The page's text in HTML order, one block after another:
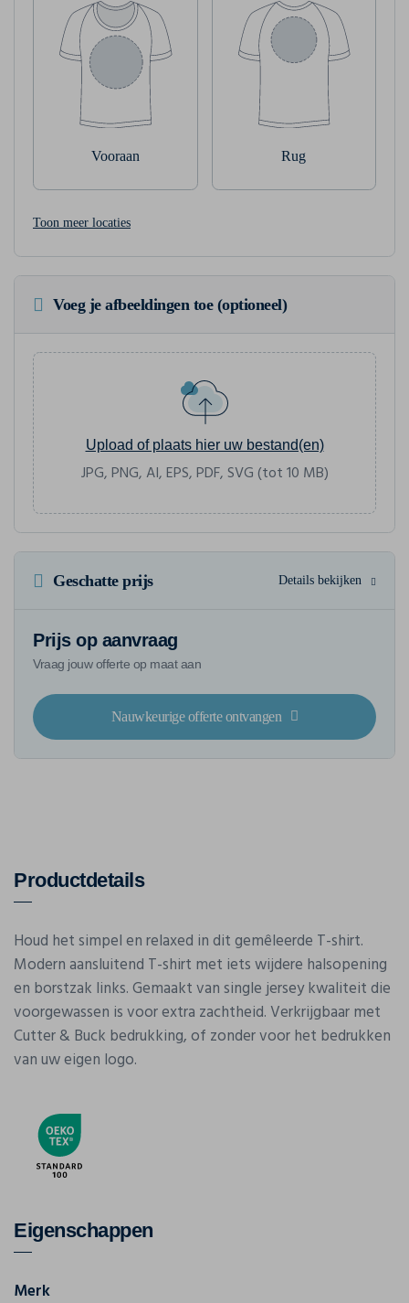
Vooraan Rug
Toon meer locaties
Voeg je afbeeldingen toe (optioneel)
Upload of plaats hier uw bestand(en)
JPG, PNG, AI, EPS, PDF, SVG (tot 10 MB)
Geschatte prijs Details bekijken
Prijs op aanvraag
Vraag jouw offerte op maat aan
Nauwkeurige offerte ontvangen
Productdetails
Houd het simpel en relaxed in dit gemêleerde T-shirt.
Modern aansluitend T-shirt met iets wijdere halsopening
en borstzak links. Gemaakt van single jersey kwaliteit die
voorgewassen is voor extra zachtheid. Verkrijgbaar met
Cutter & Buck bedrukking, of zonder voor het bedrukken
van uw eigen logo.
Eigenschappen
Merk